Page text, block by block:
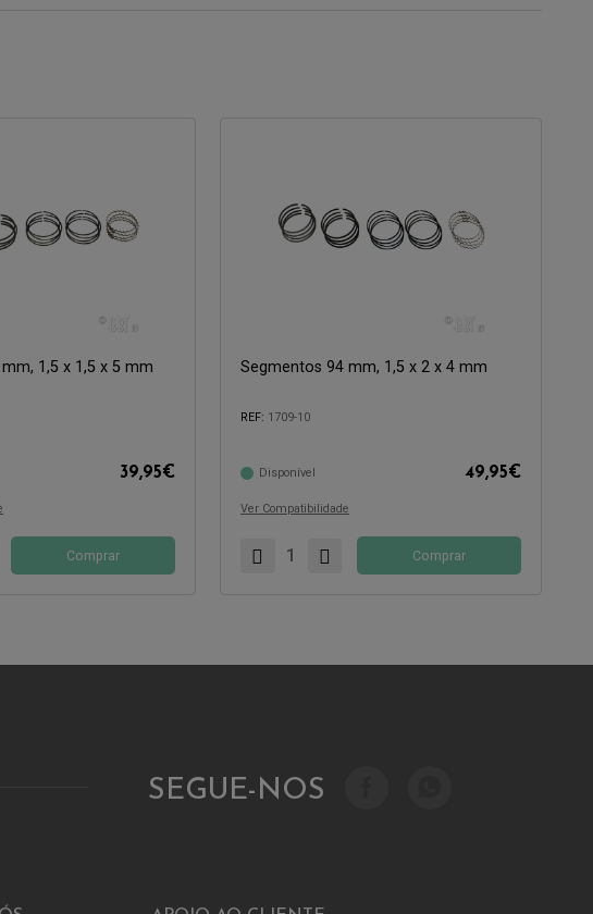
1,5 x 1,5 x 5 mm
39,95€
Comprar
Segmentos 94 mm, 1,5 x 2 x 4 mm
REF: 1709-10
Disponível 49,95€
Ver Compatibilidade
Comprar
SEGUE-NOS